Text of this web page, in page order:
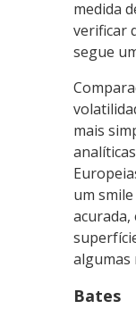
medida
verificar
segue
mais
um
algumas
Bates